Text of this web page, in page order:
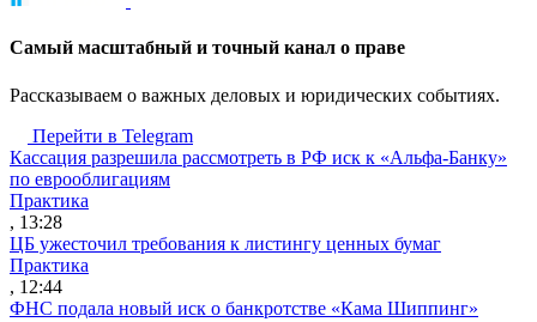
Cамый масштабный и точный канал о праве
Рассказываем о важных деловых и юридических событиях.
Перейти в Telegram
Кассация разрешила рассмотреть в РФ иск к «Альфа-Банку»
по еврооблигациям
Практика
, 13:28
ЦБ ужесточил требования к листингу ценных бумаг
Практика
, 12:44
ФНС подала новый иск о банкротстве «Кама Шиппинг»